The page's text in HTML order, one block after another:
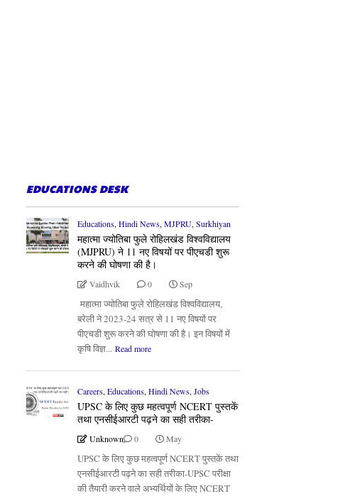
EDUCATIONS DESK
Educations, Hindi News, MJPRU, Surkhiyan
महात्मा ज्योतिबा फुले रोहिलखंड विश्वविद्यालय
(MJPRU) ने 11 नए विषयों पर पीएचडी शुरू
करने की घोषणा की है।
Vaidhvik 0 Sep
महात्मा ज्योतिबा फुले रोहिलखंड विश्वविद्यालय,
बरेली ने 2023-24 सत्र से 11 नए विषयों पर
पीएचडी शुरू करने की घोषणा की है। इन विषयों में
कृषि विज्ञ... Read more
Careers, Educations, Hindi News, Jobs
UPSC के लिए कुछ महत्वपूर्ण NCERT पुस्तकें
तथा एनसीईआरटी पढ़ने का सही तरीका-
Unknown 0 May
UPSC के लिए कुछ महत्वपूर्ण NCERT पुस्तकें तथा
एनसीईआरटी पढ़ने का सही तरीका-UPSC परीक्षा
की तैयारी करने वाले अभ्यर्थियों के लिए NCERT